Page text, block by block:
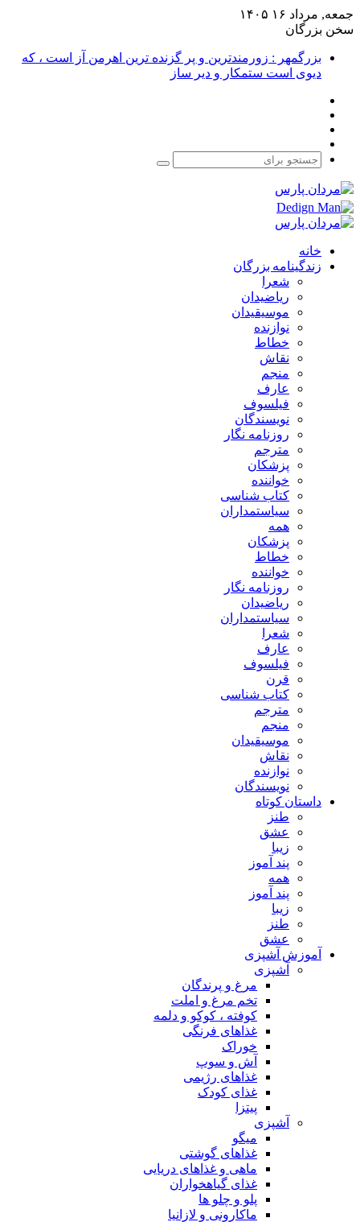
جمعه, مرداد ۱۶ ۱۴۰۵
سخن بزرگان
بزرگمهر : زورمندترین و پر گزنده ترین اهرمن آز است ، که
دیوی است ستمکار و دیر ساز
جستجو
خانه
زندگینامه بزرگان
شعرا
ریاضیدان
موسیقیدان
نوازنده
خطاط
نقاش
منجم
عارف
فیلسوف
نویسندگان
روزنامه نگار
مترجم
پزشکان
خواننده
کتاب شناسی
سیاستمداران
همه
پزشکان
خطاط
خواننده
روزنامه نگار
ریاضیدان
سیاستمداران
شعرا
عارف
فیلسوف
قرن
کتاب شناسی
مترجم
منجم
موسیقیدان
نقاش
نوازنده
نویسندگان
داستان کوتاه
طنز
عشق
زیبا
پند آموز
همه
پند آموز
زیبا
طنز
عشق
آموزش آشپزی
آشپزی
مرغ و پرندگان
تخم مرغ و املت
کوفته ، کوکو و دلمه
غذاهای فرنگی
خوراک
آش و سوپ
غذاهای رژیمی
غذای کودک
پیتزا
آشپزی
میگو
غذاهای گوشتی
ماهی و غذاهای دریایی
غذای گیاهخواران
پلو و چلو ها
ماکارونی و لازانیا